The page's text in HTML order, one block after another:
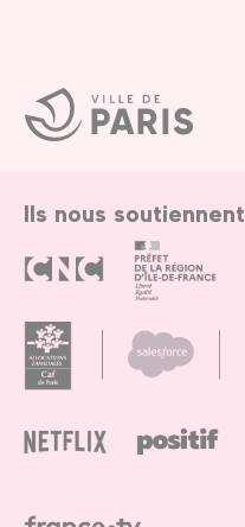
Ville
de
Paris
Ils nous soutiennent